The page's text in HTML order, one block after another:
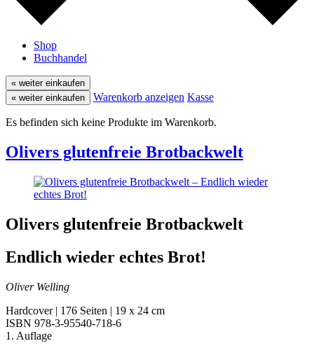
Shop
Buchhandel
« weiter einkaufen
« weiter einkaufen
Warenkorb anzeigen Kasse
Es befinden sich keine Produkte im Warenkorb.
Olivers glutenfreie Brotbackwelt
Olivers glutenfreie Brotbackwelt
Endlich wieder echtes Brot!
Oliver Welling
Hardcover | 176 Seiten | 19 x 24 cm
ISBN 978-3-95540-718-6
1. Auflage